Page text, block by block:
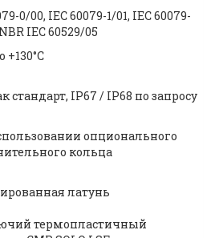
0/00, IEC 60079-1/01, IEC 60079-
IEC 60529/05
+130°C
стандарт, IP67 / IP68 по запросу
опционального
кольца
латунь
термопластичный